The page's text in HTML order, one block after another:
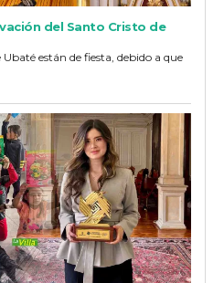
del Santo Cristo de
están de fiesta, debido a que